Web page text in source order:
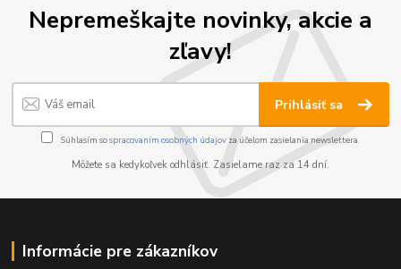
Nepremeškajte novinky, akcie a
zľavy!
Prihlásiť sa
Súhlasím sospracovaním osobných údajov za účelom zasielania newslettera.
Môžete sa kedykoľvek odhlásiť. Zasielame raz za 14 dní.
Informácie pre zákazníkov